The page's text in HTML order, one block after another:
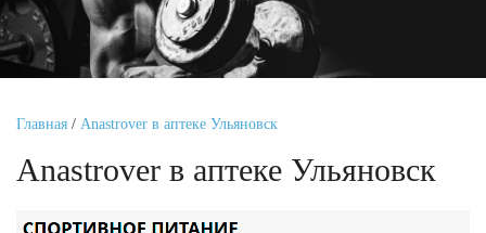
Главная / Anastrover в аптеке Ульяновск
Anastrover в аптеке Ульяновск